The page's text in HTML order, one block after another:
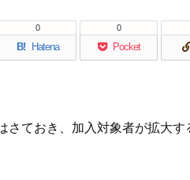
B! Hatena
0
Pocket
0
さておき、加入対象者が拡大す